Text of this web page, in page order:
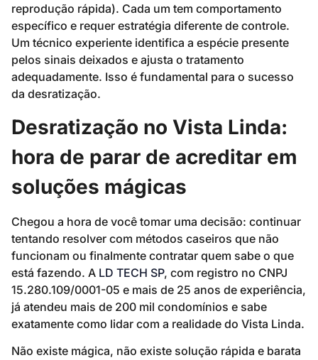
reprodução rápida). Cada um tem comportamento
específico e requer estratégia diferente de controle.
Um técnico experiente identifica a espécie presente
pelos sinais deixados e ajusta o tratamento
adequadamente. Isso é fundamental para o sucesso
da desratização.
Desratização no Vista Linda:
hora de parar de acreditar em
soluções mágicas
Chegou a hora de você tomar uma decisão: continuar
tentando resolver com métodos caseiros que não
funcionam ou finalmente contratar quem sabe o que
está fazendo. A LD TECH SP, com registro no CNPJ
15.280.109/0001-05 e mais de 25 anos de experiência,
já atendeu mais de 200 mil condomínios e sabe
exatamente como lidar com a realidade do Vista Linda.
Não existe mágica, não existe solução rápida e barata